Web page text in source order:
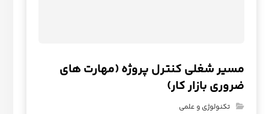
مسیر شغلی کنترل پروژه (مهارت های
ضروری بازار کار)
تکنولوژی و علمی